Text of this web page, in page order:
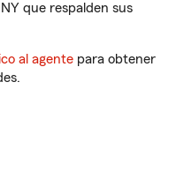
que respalden sus
al agente para obtener